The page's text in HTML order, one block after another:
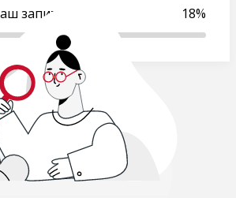
запит.. 18%